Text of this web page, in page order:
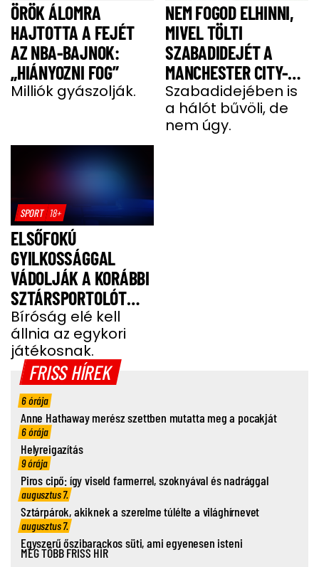
ÖRÖK ÁLOMRA
HAJTOTTA A FEJÉT
AZ NBA-BAJNOK:
„HIÁNYOZNI FOG”
Milliók gyászolják.
NEM FOGOD ELHINNI,
MIVEL TÖLTI
SZABADIDEJÉT A
MANCHESTER CITY-
SZTÁRJA
Szabadidejében is
a hálót bűvöli, de
nem úgy.
SPORT 18+
ELSŐFOKÚ
GYILKOSSÁGGAL
VÁDOLJÁK A KORÁBBI
SZTÁRSPORTOLÓT
BARÁTNŐJE TRAGIKUS
HALÁLA MIATT
Bíróság elé kell
állnia az egykori
játékosnak.
FRISS HÍREK
6 órája
Anne Hathaway merész szettben mutatta meg a pocakját
6 órája
Helyreigazítás
9 órája
Piros cipő: így viseld farmerrel, szoknyával és nadrággal
augusztus 7.
Sztárpárok, akiknek a szerelme túlélte a világhírnevet
augusztus 7.
Egyszerű őszibarackos süti, ami egyenesen isteni
MÉG TÖBB FRISS HÍR